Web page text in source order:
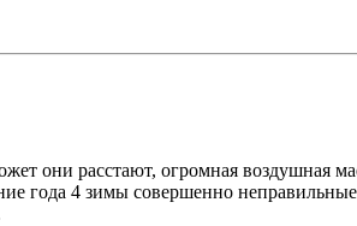
они расстают, огромная воздушная
года 4 зимы совершенно